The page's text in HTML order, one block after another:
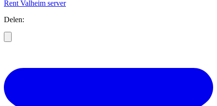
Rent Valheim server
Delen: